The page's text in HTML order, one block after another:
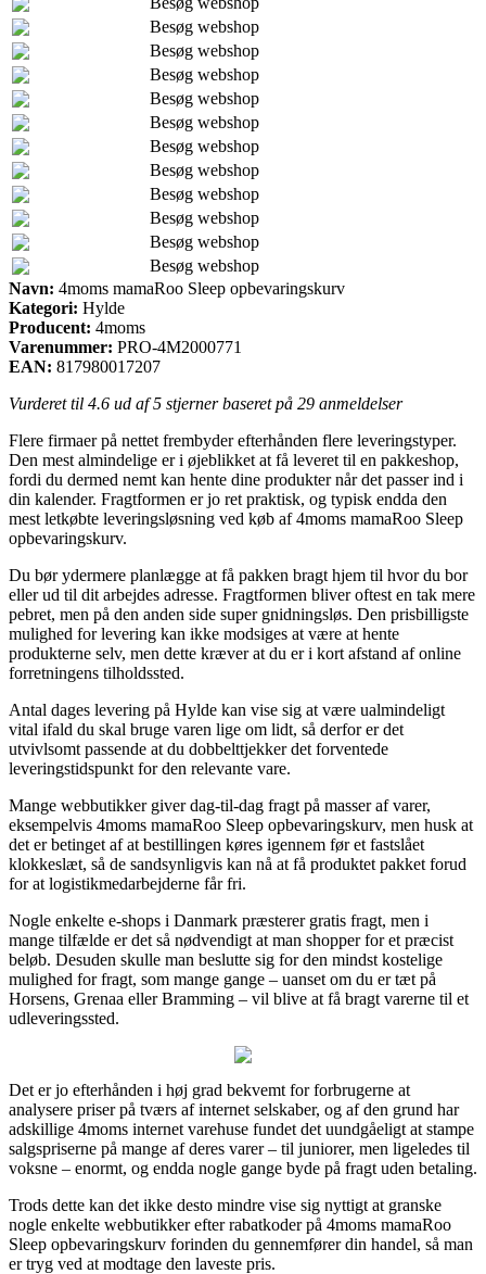
Besøg webshop
Besøg webshop
Besøg webshop
Besøg webshop
Besøg webshop
Besøg webshop
Besøg webshop
Besøg webshop
Besøg webshop
Besøg webshop
Besøg webshop
Navn: 4moms mamaRoo Sleep opbevaringskurv
Kategori: Hylde
Producent: 4moms
Varenummer: PRO-4M2000771
EAN: 817980017207
Vurderet til 4.6 ud af 5 stjerner baseret på 29 anmeldelser
Flere firmaer på nettet frembyder efterhånden flere leveringstyper.
Den mest almindelige er i øjeblikket at få leveret til en pakkeshop,
fordi du dermed nemt kan hente dine produkter når det passer ind i
din kalender. Fragtformen er jo ret praktisk, og typisk endda den
mest letkøbte leveringsløsning ved køb af 4moms mamaRoo Sleep
opbevaringskurv.
Du bør ydermere planlægge at få pakken bragt hjem til hvor du bor
eller ud til dit arbejdes adresse. Fragtformen bliver oftest en tak mere
pebret, men på den anden side super gnidningsløs. Den prisbilligste
mulighed for levering kan ikke modsiges at være at hente
produkterne selv, men dette kræver at du er i kort afstand af online
forretningens tilholdssted.
Antal dages levering på Hylde kan vise sig at være ualmindeligt
vital ifald du skal bruge varen lige om lidt, så derfor er det
utvivlsomt passende at du dobbelttjekker det forventede
leveringstidspunkt for den relevante vare.
Mange webbutikker giver dag-til-dag fragt på masser af varer,
eksempelvis 4moms mamaRoo Sleep opbevaringskurv, men husk at
det er betinget af at bestillingen køres igennem før et fastslået
klokkeslæt, så de sandsynligvis kan nå at få produktet pakket forud
for at logistikmedarbejderne får fri.
Nogle enkelte e-shops i Danmark præsterer gratis fragt, men i
mange tilfælde er det så nødvendigt at man shopper for et præcist
beløb. Desuden skulle man beslutte sig for den mindst kostelige
mulighed for fragt, som mange gange – uanset om du er tæt på
Horsens, Grenaa eller Bramming – vil blive at få bragt varerne til et
udleveringssted.
Det er jo efterhånden i høj grad bekvemt for forbrugerne at
analysere priser på tværs af internet selskaber, og af den grund har
adskillige 4moms internet varehuse fundet det uundgåeligt at stampe
salgspriserne på mange af deres varer – til juniorer, men ligeledes til
voksne – enormt, og endda nogle gange byde på fragt uden betaling.
Trods dette kan det ikke desto mindre vise sig nyttigt at granske
nogle enkelte webbutikker efter rabatkoder på 4moms mamaRoo
Sleep opbevaringskurv forinden du gennemfører din handel, så man
er tryg ved at modtage den laveste pris.